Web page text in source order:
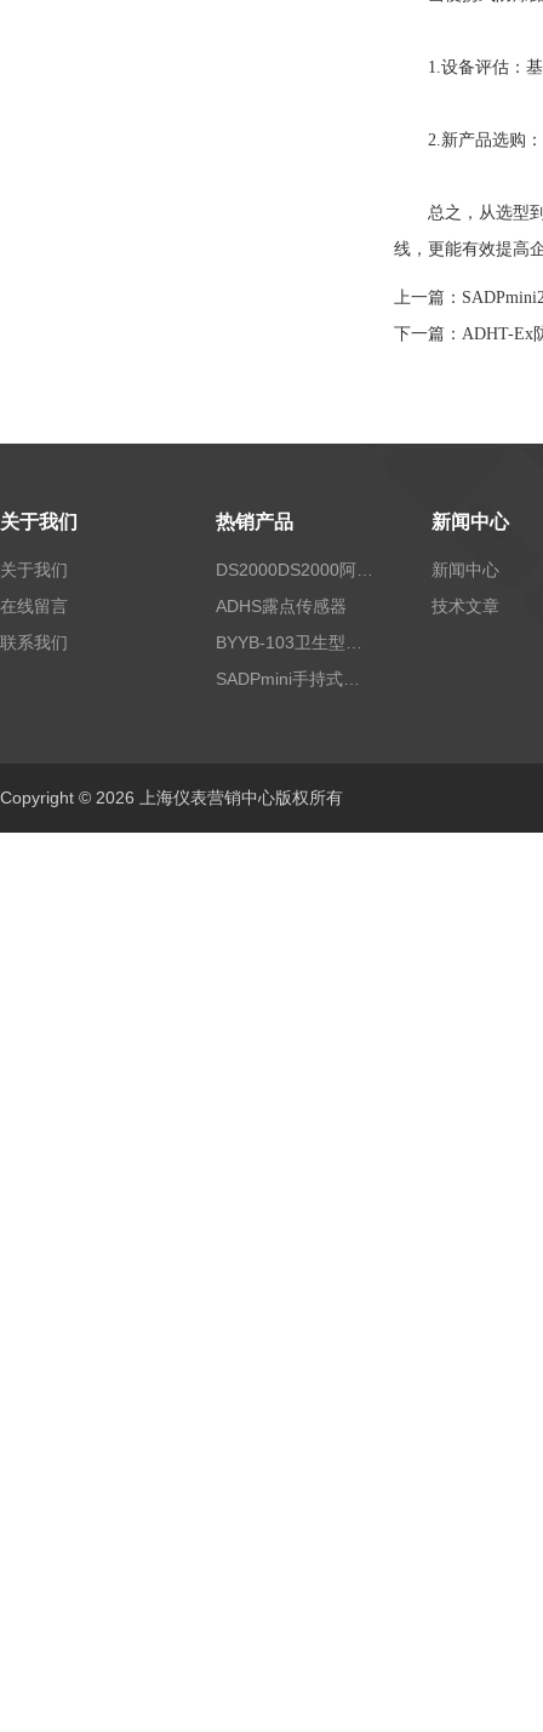
1.设备评估：基
2.新产品选购：
总之，从选型到
线，更能有效提高
上一篇：
下一篇： ADHT-Ex
关于我们
关于我们
在线留言
联系我们
热销产品
ADHS露点传感器
新闻中心
新闻中心
技术文章
Copyright © 2026 上海仪表营销中心版权所有